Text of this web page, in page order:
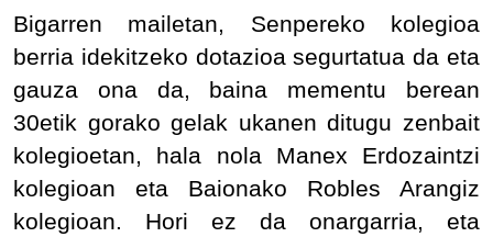
Bigarren mailetan, Senpereko kolegioa
berria idekitzeko dotazioa segurtatua da eta
gauza ona da, baina mementu berean
30etik gorako gelak ukanen ditugu zenbait
kolegioetan, hala nola Manex Erdozaintzi
kolegioan eta Baionako Robles Arangiz
kolegioan. Hori ez da onargarria, eta